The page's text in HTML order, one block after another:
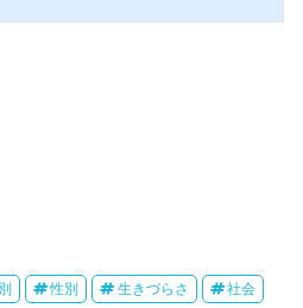
、まとめてみようかなと思います！選
性別 生きづらさ 社会